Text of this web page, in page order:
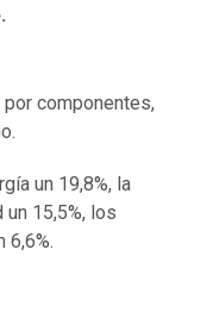
por componentes,
un 19,8%, la
15,5%, los
6,6%.